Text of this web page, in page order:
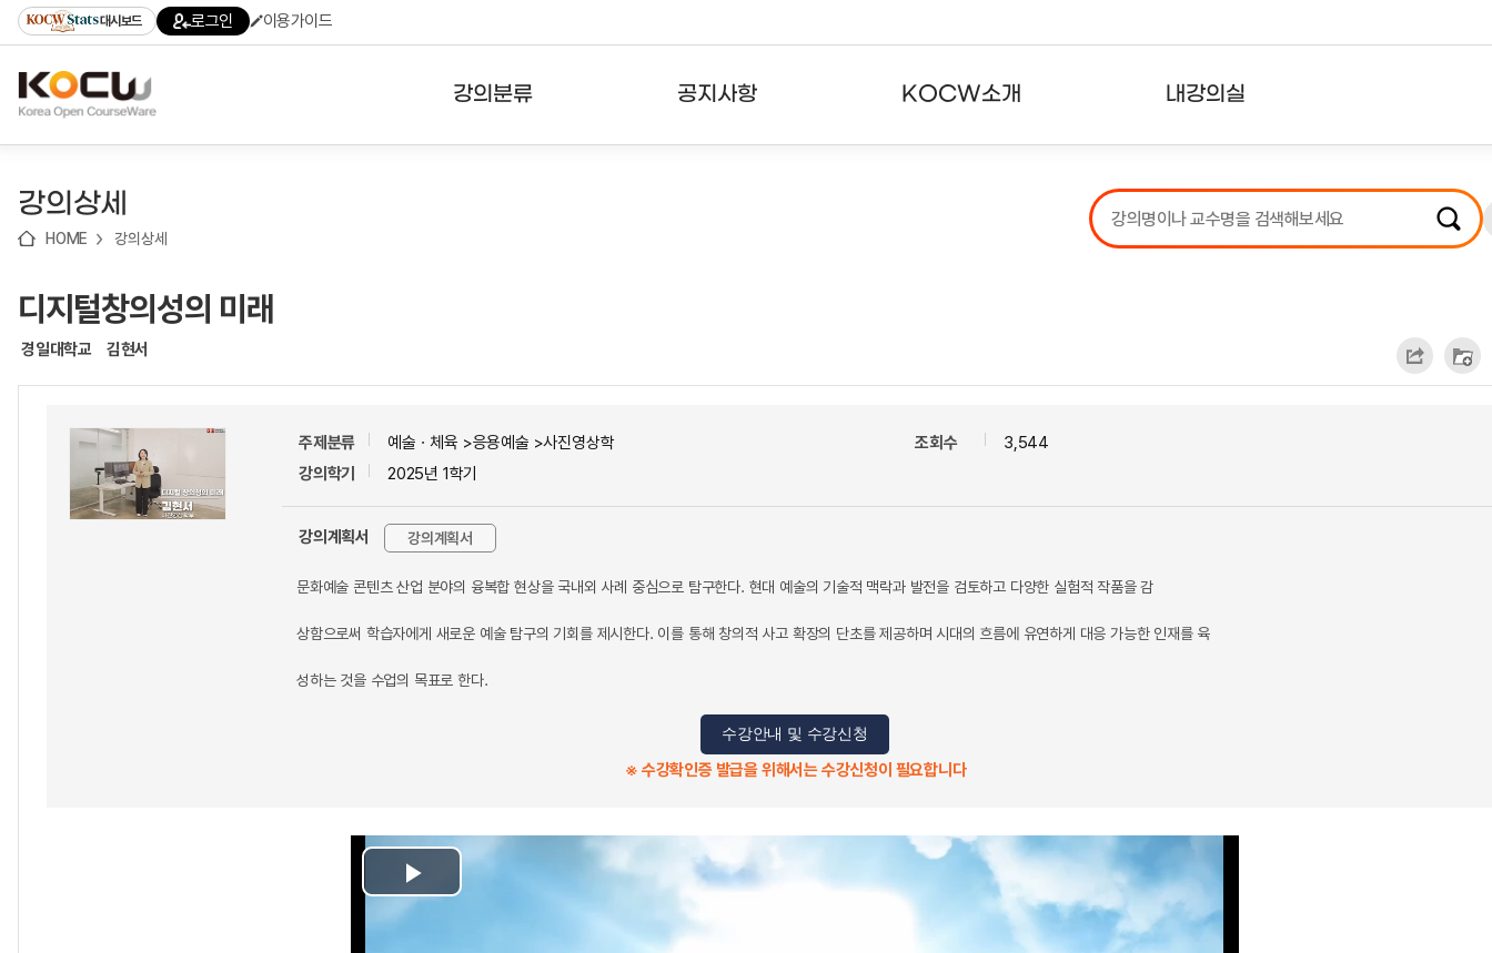
기
기
기
content)
가
대시보드 로그인 이용가이드
강의분류 공지사항 KOCW소개 내강의실
강의리스트
수강확인증강의
강의상세
HOME 강의상세
디지털창의성의 미래
경일대학교 김현서
주제분류
예술ㆍ체육 >응용예술 >사진영상학
강의학기
2025년 1학기
조회수 3,544
강의계획서 강의계획서
문화예술 콘텐츠 산업 분야의 융복합 현상을 국내외 사례 중심으로 탐구한다. 현대 예술의 기술적 맥락과 발전을 검토하고 다양한 실험적 작품을 감
상함으로써 학습자에게 새로운 예술 탐구의 기회를 제시한다. 이를 통해 창의적 사고 확장의 단초를 제공하며 시대의 흐름에 유연하게 대응 가능한 인재를 육
성하는 것을 수업의 목표로 한다.
수강안내 및 수강신청
※ 수강확인증 발급을 위해서는 수강신청이 필요합니다
Play